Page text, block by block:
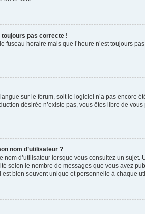
toujours pas correcte !
fuseau horaire mais que l’heure n’est toujours
sur le forum, soit le logiciel n’a pas encore
désirée n’existe pas, vous êtes libre de
nom d’utilisateur ?
nom d’utilisateur lorsque vous consultez un
selon le nombre de messages que vous avez
bien souvent unique et personnelle à chaque